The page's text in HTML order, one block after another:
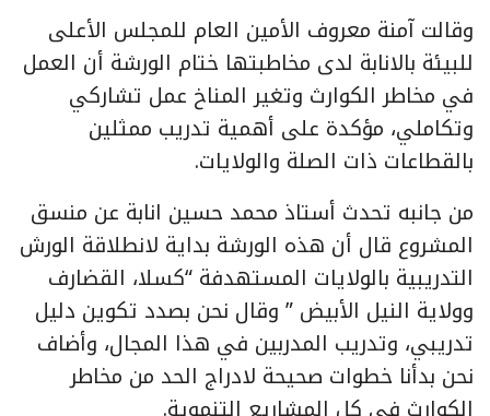
وقالت آمنة معروف الأمين العام للمجلس الأعلى
للبيئة بالانابة لدى مخاطبتها ختام الورشة أن العمل
في مخاطر الكوارث وتغير المناخ عمل تشاركي
وتكاملي، مؤكدة على أهمية تدريب ممثلين
بالقطاعات ذات الصلة والولايات.
من جانبه تحدث أستاذ محمد حسين انابة عن منسق
المشروع قال أن هذه الورشة بداية لانطلاقة الورش
التدريبية بالولايات المستهدفة “كسلا، القضارف
وولاية النيل الأبيض ” وقال نحن بصدد تكوين دليل
تدريبي، وتدريب المدربين في هذا المجال، وأضاف
نحن بدأنا خطوات صحيحة لادراج الحد من مخاطر